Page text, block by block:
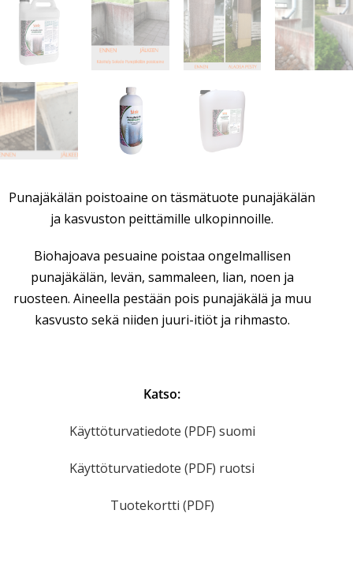
Punajäkälän poistoaine on täsmätuote punajäkälän
ja kasvuston peittämille ulkopinnoille.
Biohajoava pesuaine poistaa ongelmallisen
punajäkälän, levän, sammaleen, lian, noen ja
ruosteen. Aineella pestään pois punajäkälä ja muu
kasvusto sekä niiden juuri-itiöt ja rihmasto.
Katso:
Käyttöturvatiedote (PDF) suomi
Käyttöturvatiedote (PDF) ruotsi
Tuotekortti (PDF)